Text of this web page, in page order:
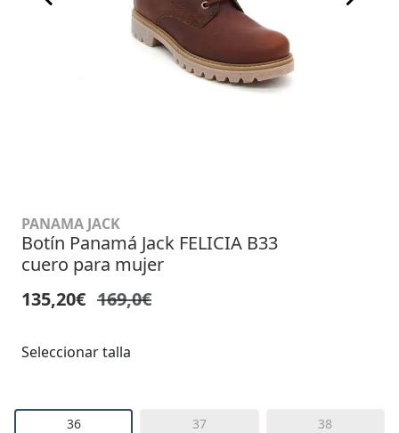
PANAMA JACK
Botín Panamá Jack FELICIA B33
cuero para mujer
135,20€ 169,0€
Seleccionar talla
36 37 38